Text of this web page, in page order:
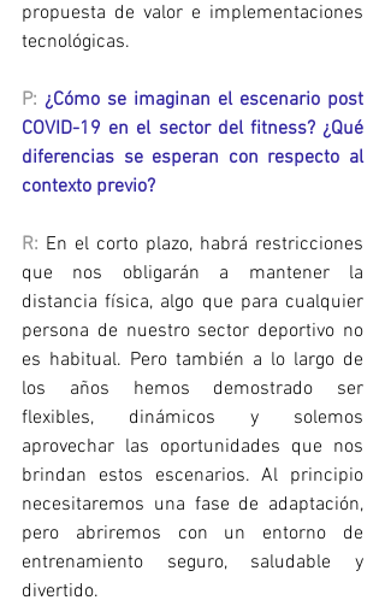
propuesta de valor e implementaciones
tecnológicas.
P: ¿Cómo se imaginan el escenario post
COVID-19 en el sector del fitness? ¿Qué
diferencias se esperan con respecto al
contexto previo?
R: En el corto plazo, habrá restricciones
que nos obligarán a mantener la
distancia física, algo que para cualquier
persona de nuestro sector deportivo no
es habitual. Pero también a lo largo de
los años hemos demostrado ser
flexibles, dinámicos y solemos
aprovechar las oportunidades que nos
brindan estos escenarios. Al principio
necesitaremos una fase de adaptación,
pero abriremos con un entorno de
entrenamiento seguro, saludable y
divertido.